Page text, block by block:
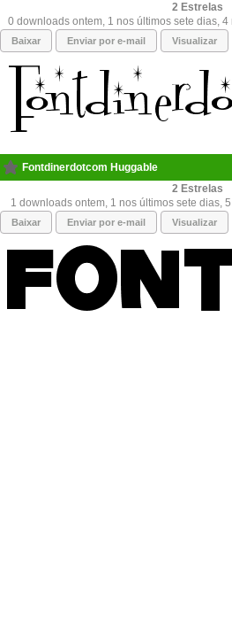
2
0 downloads ontem, 1 nos últimos sete dias,
Baixar Enviar por e-mail Visualizar
Fontdinerdotcom Huggable
2
1 downloads ontem, 1 nos últimos sete dias,
Baixar Enviar por e-mail Visualizar